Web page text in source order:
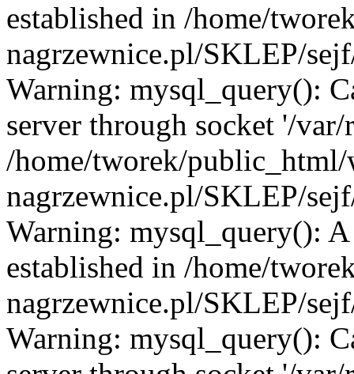
established in /home/
nagrzewnice.pl/SKLEP/
Warning: mysql_query():
server through socket '/
/home/tworek/public_html/
nagrzewnice.pl/SKLEP/
Warning: mysql_query():
established in /home/
nagrzewnice.pl/SKLEP/
Warning: mysql_query():